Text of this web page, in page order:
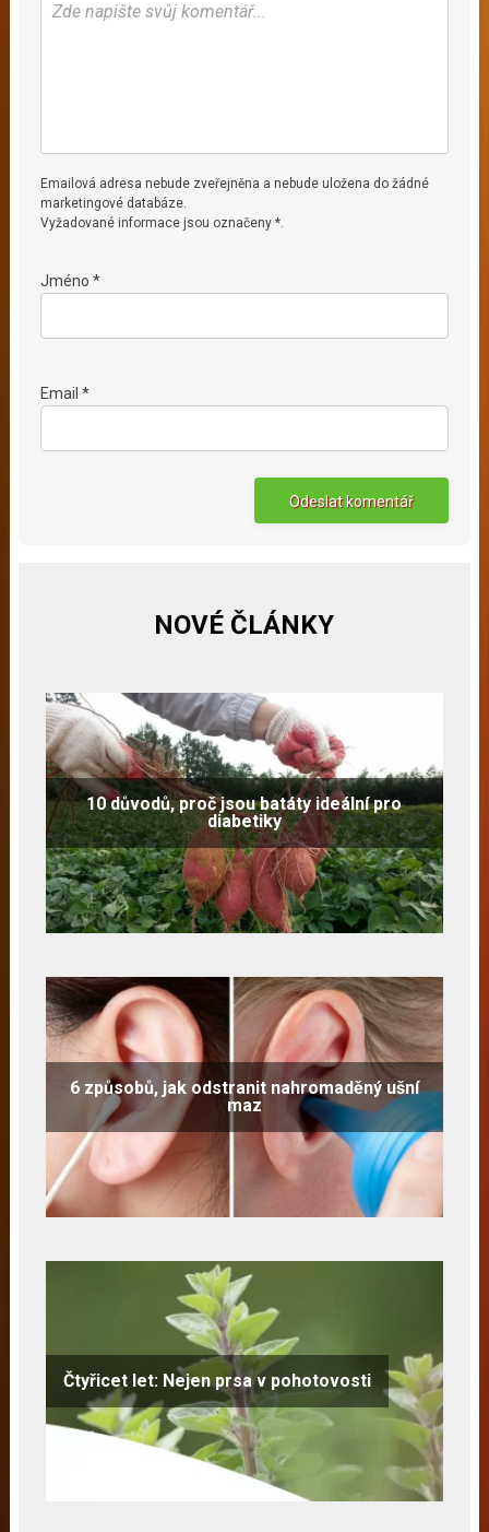
Emailová adresa nebude zveřejněna a nebude uložena do žádné
marketingové databáze.
Vyžadované informace jsou označeny *.
Jméno *
Email *
NOVÉ ČLÁNKY
10 důvodů, proč jsou batáty ideální pro
diabetiky
6 způsobů, jak odstranit nahromaděný ušní
maz
Čtyřicet let: Nejen prsa v pohotovosti